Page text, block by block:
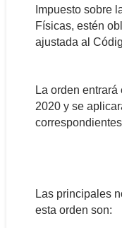
Impuesto sobre
Físicas, estén
ajustada al
La orden
2020 y se
Las principales
esta orden son: